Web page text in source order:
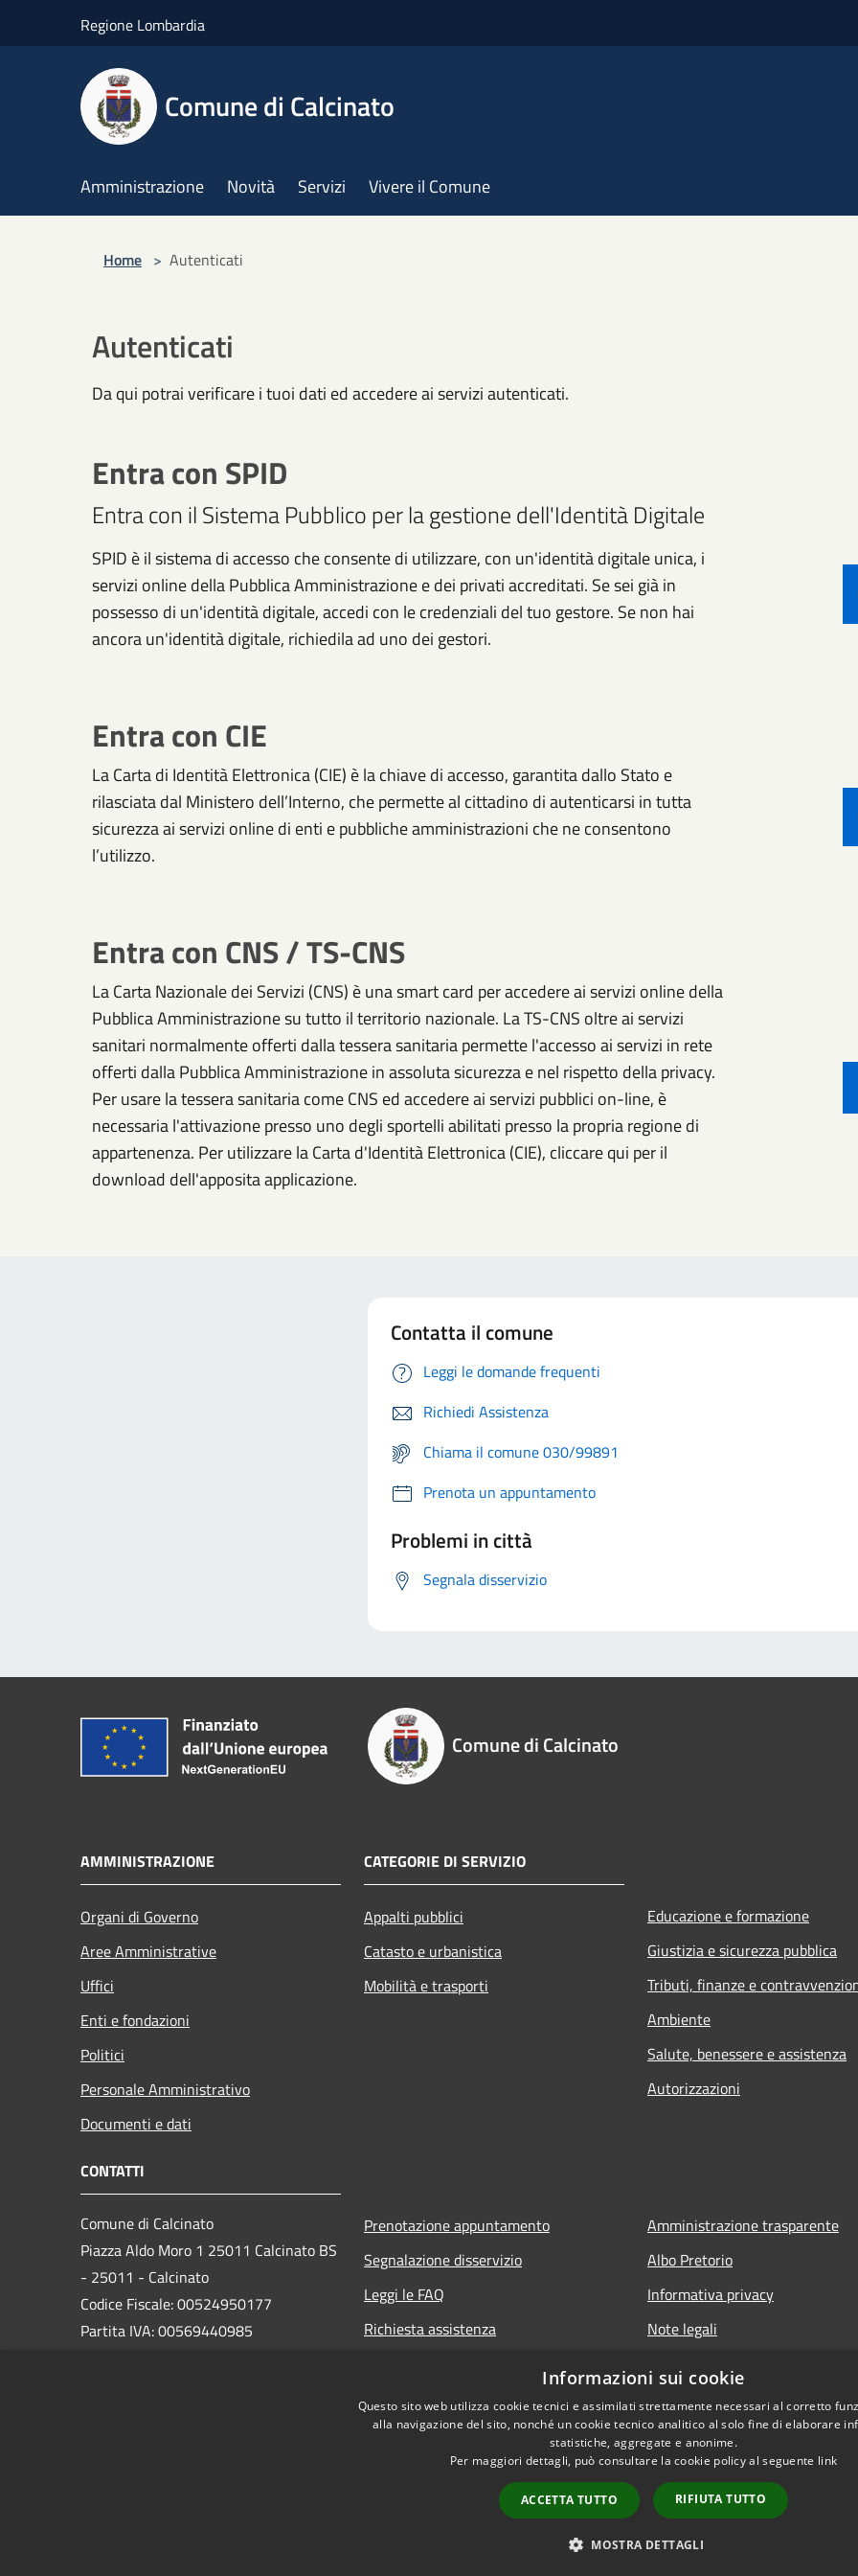
Regione Lombardia
Comune di Calcinato
Amministrazione Novità Servizi Vivere il Comune
Home > Autenticati
Autenticati
Da qui potrai verificare i tuoi dati ed accedere ai servizi autenticati.
Entra con SPID
Entra con il Sistema Pubblico per la gestione dell'Identità Digitale
SPID è il sistema di accesso che consente di utilizzare, con un'identità digitale unica, i
servizi online della Pubblica Amministrazione e dei privati accreditati. Se sei già in
possesso di un'identità digitale, accedi con le credenziali del tuo gestore. Se non hai
ancora un'identità digitale, richiedila ad uno dei gestori.
Entra con CIE
La Carta di Identità Elettronica (CIE) è la chiave di accesso, garantita dallo Stato e
rilasciata dal Ministero dell’Interno, che permette al cittadino di autenticarsi in tutta
sicurezza ai servizi online di enti e pubbliche amministrazioni che ne consentono
l’utilizzo.
Entra con CNS / TS-CNS
La Carta Nazionale dei Servizi (CNS) è una smart card per accedere ai servizi online della
Pubblica Amministrazione su tutto il territorio nazionale. La TS-CNS oltre ai servizi
sanitari normalmente offerti dalla tessera sanitaria permette l'accesso ai servizi in rete
offerti dalla Pubblica Amministrazione in assoluta sicurezza e nel rispetto della privacy.
Per usare la tessera sanitaria come CNS ed accedere ai servizi pubblici on-line, è
necessaria l'attivazione presso uno degli sportelli abilitati presso la propria regione di
appartenenza. Per utilizzare la Carta d'Identità Elettronica (CIE), cliccare qui per il
download dell'apposita applicazione.
Contatta il comune
Leggi le domande frequenti
Richiedi Assistenza
Chiama il comune 030/99891
Prenota un appuntamento
Problemi in città
Segnala disservizio
Comune di Calcinato
AMMINISTRAZIONE
Organi di Governo
Aree Amministrative
Uffici
Enti e fondazioni
Politici
Personale Amministrativo
Documenti e dati
CATEGORIE DI SERVIZIO
Appalti pubblici
Catasto e urbanistica
Mobilità e trasporti
Educazione e formazione
Giustizia e sicurezza pubblica
Tributi, finanze e
Ambiente
Salute, benessere e assistenza
Autorizzazioni
CONTATTI
Comune di Calcinato
Piazza Aldo Moro 1 25011 Calcinato BS
- 25011 - Calcinato
Codice Fiscale: 00524950177
Partita IVA: 00569440985
Prenotazione appuntamento
Segnalazione disservizio
Leggi le FAQ
Richiesta assistenza
Amministrazione trasparente
Albo Pretorio
Informativa privacy
Note legali
Piano miglioramento sito
Copyright © 2026 • Comune di
Informazioni sui cookie
Questo sito web utilizza cookie tecnici e assimilati strettamente necessari al corretto
alla navigazione del sito, nonché un cookie tecnico analitico al solo fine di elaborare
statistiche, aggregate e anonime.
Per maggiori dettagli, può consultare la cookie policy al seguente link
ACCETTA TUTTO RIFIUTA TUTTO
MOSTRA DETTAGLI